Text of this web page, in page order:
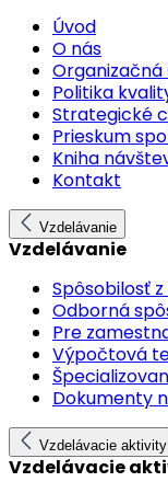
Úvod
O nás
Politika
Strategické
Prieskum
Kniha
Kontakt
Vzdelávanie
Vzdelávanie
Spôsobilosť z
Odborná
Pre
Výpočtová
Dokumenty
Vzdelávacie aktivity
Vzdelávacie